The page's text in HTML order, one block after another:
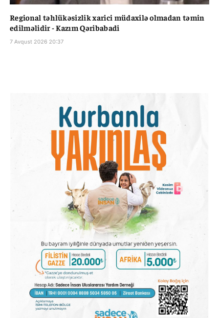
Regional təhlükəsizlik xarici müdaxilə olmadan təmin
edilməlidir - Kazım Qəribabadi
7 Avqust 2026 20:37